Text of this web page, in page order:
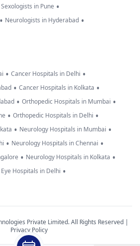
Sexologists in Pune •
• Neurologists in Hyderabad •
• Cancer Hospitals in Delhi •
• Cancer Hospitals in Kolkata •
• Orthopedic Hospitals in Mumbai •
• Orthopedic Hospitals in Delhi •
• Neurology Hospitals in Mumbai •
• Neurology Hospitals in Chennai •
• Neurology Hospitals in Kolkata •
Eye Hospitals in Delhi •
Private Limited. All Rights Reserved |
Privacy Policy